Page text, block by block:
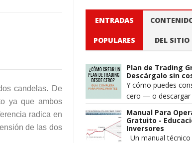
candelas. De
ya que ambos
radica en
de las dos
ENTRADAS
POPULARES DEL SITIO
Plan de Trading
Descárgalo sin
Y cómo puedes
cero — o descargar
Cuando alguien
mercados, la
Manual Para
Gratuito -
Inversores
Un manual